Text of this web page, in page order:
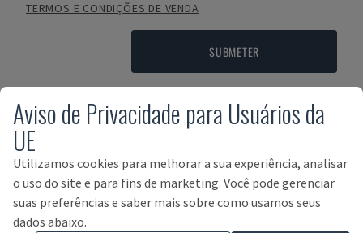
TERMOS E CONDIÇÕES DE VENDA
SUBMETER
Termos de Pagamento
Aviso de Privacidade para Usuários da
UE
Utilizamos cookies para melhorar a sua experiência, analisar
o uso do site e para fins de marketing. Você pode gerenciar
suas preferências e saber mais sobre como usamos seus
dados abaixo.